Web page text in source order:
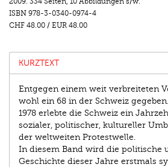
ISBN 978-3-0340-0974-4
CHF 48.00 / EUR 48.00
KURZTEXT
Entgegen einem weit verbreiteten
wohl ein 68 in der Schweiz
1978 er­lebte die Schweiz ein
sozialer, politischer, kultureller
der weltweiten Protest­welle.
In diesem Band wird die politische
Geschichte dieser Jahre erstmals